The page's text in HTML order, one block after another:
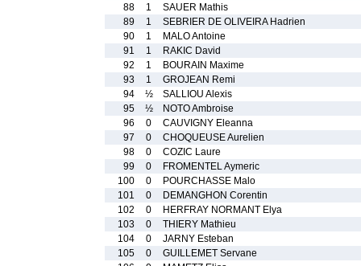
88
1
SAUER Mathis
89
1
SEBRIER DE OLIVEIRA Hadrien
90
1
MALO Antoine
91
1
RAKIC David
92
1
BOURAIN Maxime
93
1
GROJEAN Remi
94
½
SALLIOU Alexis
95
½
NOTO Ambroise
96
0
CAUVIGNY Eleanna
97
0
CHOQUEUSE Aurelien
98
0
COZIC Laure
99
0
FROMENTEL Aymeric
100
0
POURCHASSE Malo
101
0
DEMANGHON Corentin
102
0
HERFRAY NORMANT Elya
103
0
THIERY Mathieu
104
0
JARNY Esteban
105
0
GUILLEMET Servane